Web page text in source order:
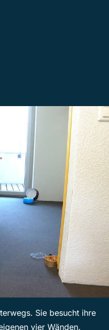
Sie besucht ihre
vier Wänden.